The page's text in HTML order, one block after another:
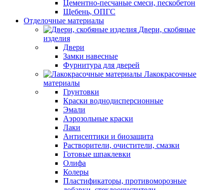
Цементно-песчаные смеси, пескобетон
Щебень, ОПГС
Отделочные материалы
Двери, скобяные
изделия
Двери
Замки навесные
Фурнитура для дверей
Лакокрасочные
материалы
Грунтовки
Краски воднодисперсионные
Эмали
Аэрозольные краски
Лаки
Антисептики и биозащита
Растворители, очистители, смазки
Готовые шпаклевки
Олифа
Колеры
Пластификаторы, противоморозные